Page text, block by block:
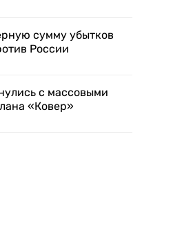
сумму убытков
России
с массовыми
«Ковер»